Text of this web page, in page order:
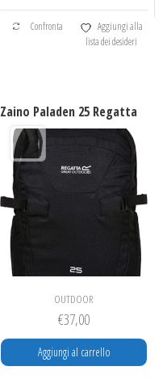
Confronta
Aggiungi alla
lista dei desideri
Zaino Paladen 25 Regatta
OUTDOOR
€37,00
Aggiungi al carrello